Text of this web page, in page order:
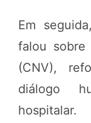
Em
falou sobre
(CNV),
diálogo